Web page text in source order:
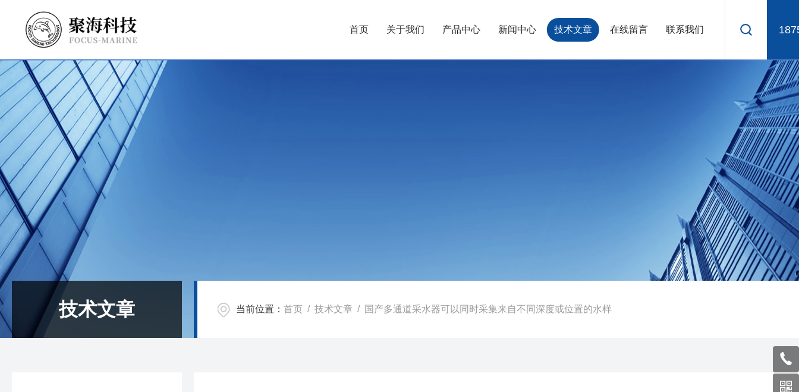
首页 关于我们 产品中心 新闻中心 技术文章 在线留言 联系我们
技术文章 当前位置： 首页 / 技术文章 / 国产多通道采水器可以同时采集来自不同深度或位置的水样